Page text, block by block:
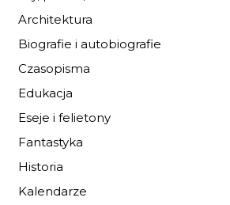
Architektura
Biografie i autobiografie
Czasopisma
Edukacja
Eseje i felietony
Fantastyka
Historia
Kalendarze